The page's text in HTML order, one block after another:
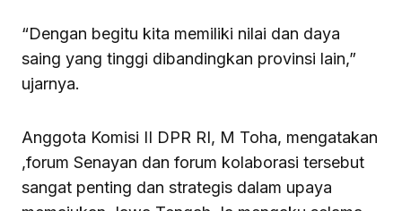
“Dengan begitu kita memiliki nilai dan daya
saing yang tinggi dibandingkan provinsi lain,”
ujarnya.
Anggota Komisi II DPR RI, M Toha, mengatakan
,forum Senayan dan forum kolaborasi tersebut
sangat penting dan strategis dalam upaya